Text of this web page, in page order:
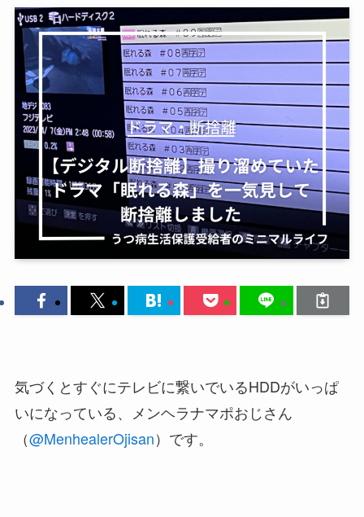
気づくとすぐにテレビに繋いでいるHDDがいっぱ
いになっている、メンヘラナマポおじさん
（@MenhealerOjisan）です。